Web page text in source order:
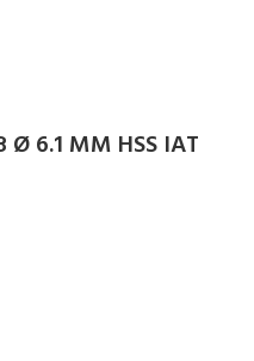
Ø 6.1 MM HSS IAT